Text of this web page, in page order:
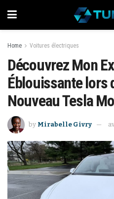
Home Voitures électriques
Découvrez Mon
Éblouissante lors
Nouveau Tesla
by Mirabelle Givry